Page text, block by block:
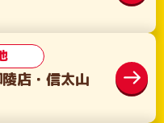
店・信太山